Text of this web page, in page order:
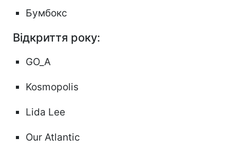
Бумбокс
Відкриття року:
GO_A
Kosmopolis
Lida Lee
Our Atlantic